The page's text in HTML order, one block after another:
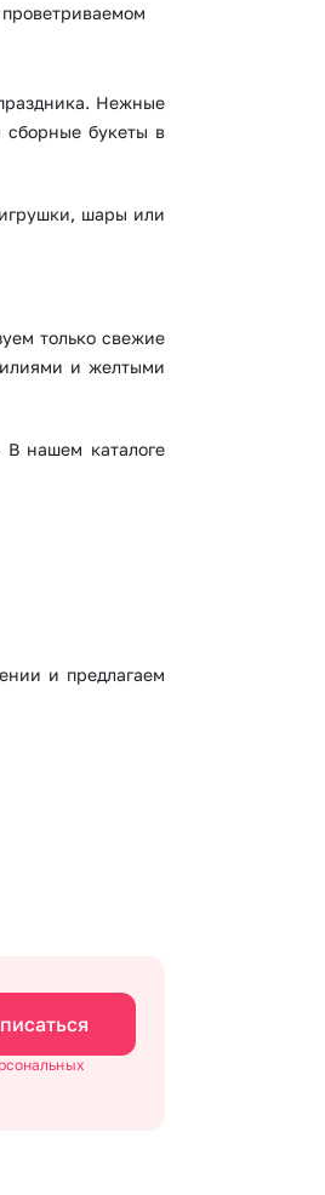
Нежные
сборные букеты в
шары или
только свежие
и желтыми
В нашем каталоге
и предлагаем